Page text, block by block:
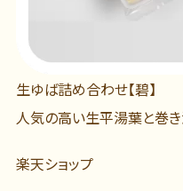
生ゆば詰め合わせ【碧】
人気の高い生平湯葉と巻き
楽天ショップ